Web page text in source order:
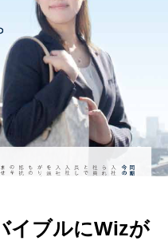
イブルにWizが